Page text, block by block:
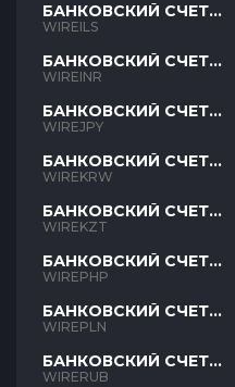
БАНКОВСКИЙ СЧЕТ
ILS
WIREILS
БАНКОВСКИЙ СЧЕТ
INR
WIREINR
БАНКОВСКИЙ СЧЕТ
JPY
WIREJPY
БАНКОВСКИЙ СЧЕТ
KRW
WIREKRW
БАНКОВСКИЙ СЧЕТ
KZT
WIREKZT
БАНКОВСКИЙ СЧЕТ
PHP
WIREPHP
БАНКОВСКИЙ СЧЕТ
PLN
WIREPLN
БАНКОВСКИЙ СЧЕТ
RUB
WIRERUB